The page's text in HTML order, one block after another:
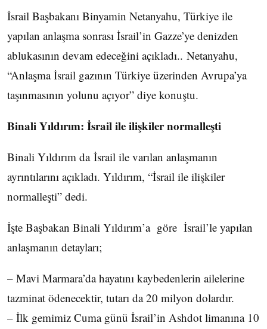
İsrail Başbakanı Binyamin Netanyahu, Türkiye ile
yapılan anlaşma sonrası İsrail’in Gazze’ye denizden
ablukasının devam edeceğini açıkladı.. Netanyahu,
“Anlaşma İsrail gazının Türkiye üzerinden Avrupa’ya
taşınmasının yolunu açıyor” diye konuştu.
Binali Yıldırım: İsrail ile ilişkiler normalleşti
Binali Yıldırım da İsrail ile varılan anlaşmanın
ayrıntılarını açıkladı. Yıldırım, “İsrail ile ilişkiler
normalleşti” dedi.
İşte Başbakan Binali Yıldırım’a göre İsrail’le yapılan
anlaşmanın detayları;
– Mavi Marmara’da hayatını kaybedenlerin ailelerine
tazminat ödenecektir, tutarı da 20 milyon dolardır.
– İlk gemimiz Cuma günü İsrail’in Ashdot limanına 10